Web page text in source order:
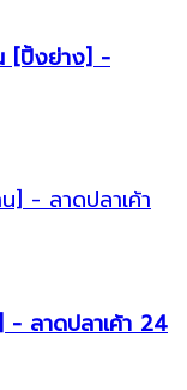
[ปิ้งย่าง] -
- ลาดปลาเค้า 24